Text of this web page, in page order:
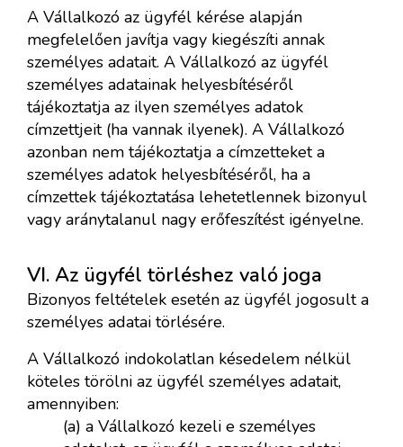
A Vállalkozó az ügyfél kérése alapján
megfelelően javítja vagy kiegészíti annak
személyes adatait. A Vállalkozó az ügyfél
személyes adatainak helyesbítéséről
tájékoztatja az ilyen személyes adatok
címzettjeit (ha vannak ilyenek). A Vállalkozó
azonban nem tájékoztatja a címzetteket a
személyes adatok helyesbítéséről, ha a
címzettek tájékoztatása lehetetlennek bizonyul
vagy aránytalanul nagy erőfeszítést igényelne.
VI. Az ügyfél törléshez való joga
Bizonyos feltételek esetén az ügyfél jogosult a
személyes adatai törlésére.
A Vállalkozó indokolatlan késedelem nélkül
köteles törölni az ügyfél személyes adatait,
amennyiben:
(a) a Vállalkozó kezeli e személyes